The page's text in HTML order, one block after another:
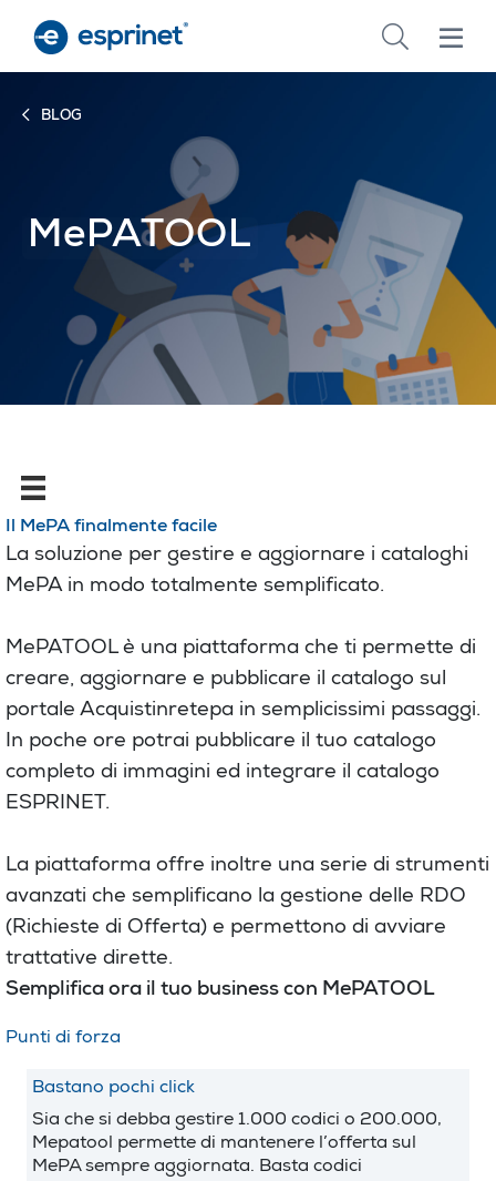
main
BLOG
MePATOOL
Il MePA finalmente facile
La soluzione per gestire e aggiornare i cataloghi
MePA in modo totalmente semplificato.
MePATOOL è una piattaforma che ti permette di
creare, aggiornare e pubblicare il catalogo sul
portale Acquistinretepa in semplicissimi passaggi.
In poche ore potrai pubblicare il tuo catalogo
completo di immagini ed integrare il catalogo
ESPRINET.
La piattaforma offre inoltre una serie di strumenti
avanzati che semplificano la gestione delle RDO
(Richieste di Offerta) e permettono di avviare
trattative dirette.
Semplifica ora il tuo business con MePATOOL
Punti di forza
Bastano pochi click
Sia che si debba gestire 1.000 codici o 200.000,
Mepatool permette di mantenere l’offerta sul
MePA sempre aggiornata. Basta codici